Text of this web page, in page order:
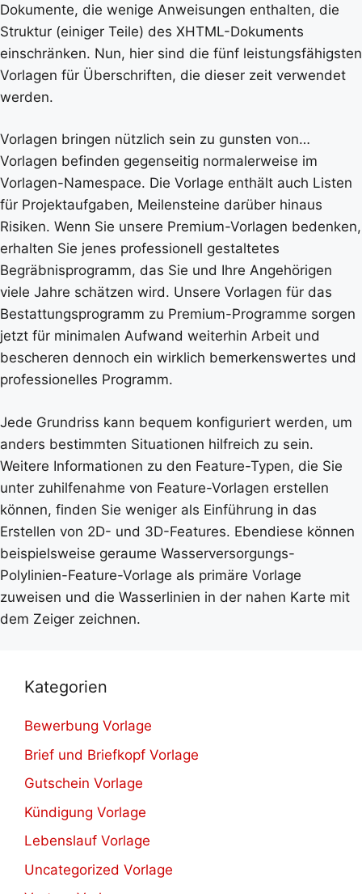
Dokumente, die wenige Anweisungen enthalten, die
Struktur (einiger Teile) des XHTML-Dokuments
einschränken. Nun, hier sind die fünf leistungsfähigsten
Vorlagen für Überschriften, die dieser zeit verwendet
werden.
Vorlagen bringen nützlich sein zu gunsten von…
Vorlagen befinden gegenseitig normalerweise im
Vorlagen-Namespace. Die Vorlage enthält auch Listen
für Projektaufgaben, Meilensteine darüber hinaus
Risiken. Wenn Sie unsere Premium-Vorlagen bedenken,
erhalten Sie jenes professionell gestaltetes
Begräbnisprogramm, das Sie und Ihre Angehörigen
viele Jahre schätzen wird. Unsere Vorlagen für das
Bestattungsprogramm zu Premium-Programme sorgen
jetzt für minimalen Aufwand weiterhin Arbeit und
bescheren dennoch ein wirklich bemerkenswertes und
professionelles Programm.
Jede Grundriss kann bequem konfiguriert werden, um
anders bestimmten Situationen hilfreich zu sein.
Weitere Informationen zu den Feature-Typen, die Sie
unter zuhilfenahme von Feature-Vorlagen erstellen
können, finden Sie weniger als Einführung in das
Erstellen von 2D- und 3D-Features. Ebendiese können
beispielsweise geraume Wasserversorgungs-
Polylinien-Feature-Vorlage als primäre Vorlage
zuweisen und die Wasserlinien in der nahen Karte mit
dem Zeiger zeichnen.
Kategorien
Bewerbung Vorlage
Brief und Briefkopf Vorlage
Gutschein Vorlage
Kündigung Vorlage
Lebenslauf Vorlage
Uncategorized Vorlage